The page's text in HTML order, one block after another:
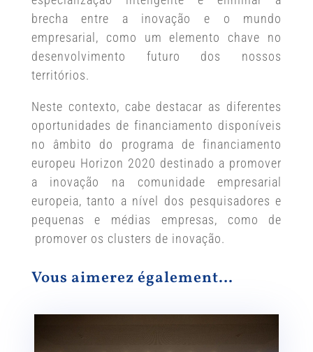
brecha entre a inovação e o mundo
empresarial, como um elemento chave no
desenvolvimento futuro dos nossos
territórios.
Neste contexto, cabe destacar as diferentes
oportunidades de financiamento disponíveis
no âmbito do programa de financiamento
europeu Horizon 2020 destinado a promover
a inovação na comunidade empresarial
europeia, tanto a nível dos pesquisadores e
pequenas e médias empresas, como de
promover os clusters de inovação.
Vous aimerez également…